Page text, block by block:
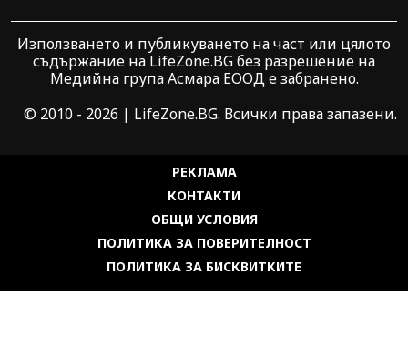
Използването и публикуването на част или цялото
съдържание на LifeZone.BG без разрешение на
Медийна група Асмара ЕООД е забранено.
© 2010 - 2026 | LifeZone.BG. Всички права запазени.
РЕКЛАМА
КОНТАКТИ
ОБЩИ УСЛОВИЯ
ПОЛИТИКА ЗА ПОВЕРИТЕЛНОСТ
ПОЛИТИКА ЗА БИСКВИТКИТЕ